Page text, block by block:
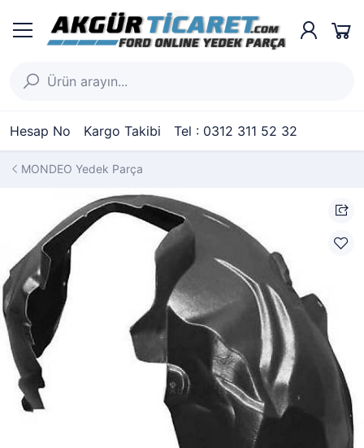
Hesap No Kargo Takibi Tel : 0312 311 52 32
MONDEO Yedek Parça